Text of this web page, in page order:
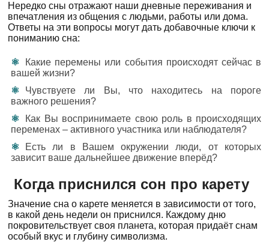
Нередко сны отражают наши дневные переживания и
впечатления из общения с людьми, работы или дома.
Ответы на эти вопросы могут дать добавочные ключи к
пониманию сна:
Какие перемены или события происходят сейчас в
вашей жизни?
Чувствуете ли Вы, что находитесь на пороге
важного решения?
Как Вы воспринимаете свою роль в происходящих
переменах – активного участника или наблюдателя?
Есть ли в Вашем окружении люди, от которых
зависит ваше дальнейшее движение вперёд?
Когда приснился сон про карету
Значение сна о карете меняется в зависимости от того,
в какой день недели он приснился. Каждому дню
покровительствует своя планета, которая придаёт снам
особый вкус и глубину символизма.